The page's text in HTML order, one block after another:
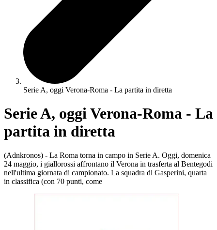
Serie A, oggi Verona-Roma - La partita in diretta
Serie A, oggi Verona-Roma - La
partita in diretta
(Adnkronos) - La Roma torna in campo in Serie A. Oggi, domenica
24 maggio, i giallorossi affrontano il Verona in trasferta al Bentegodi
nell'ultima giornata di campionato. La squadra di Gasperini, quarta
in classifica (con 70 punti, come